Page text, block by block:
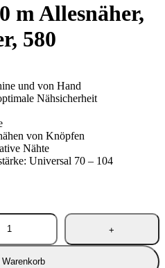
m Allesnäher,
580
und von Hand
Nähsicherheit
von Knöpfen
Nähte
Universal 70 – 104
Warenkorb